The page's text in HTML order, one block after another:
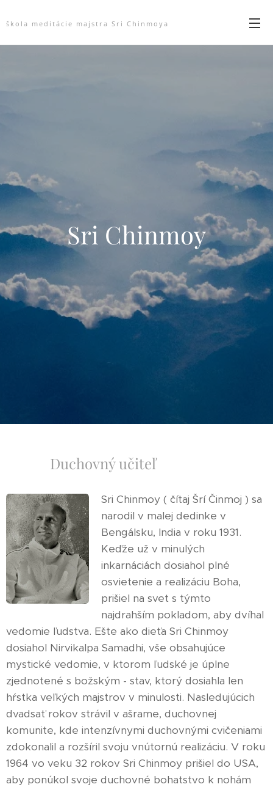
škola meditácie majstra Sri Chinmoya
Sri Chinmoy
Duchovný učiteľ
Sri Chinmoy ( čítaj Šrí Činmoj ) sa
narodil v malej dedinke v
Bengálsku, India v roku 1931.
Keďže už v minulých
inkarnáciách dosiahol plné
osvietenie a realizáciu Boha,
prišiel na svet s týmto
najdrahším pokladom, aby dvíhal
vedomie ľudstva. Ešte ako dieťa Sri Chinmoy
dosiahol Nirvikalpa Samadhi, vše obsahujúce
mystické vedomie, v ktorom ľudské je úplne
zjednotené s božským - stav, ktorý dosiahla len
hŕstka veľkých majstrov v minulosti. Nasledujúcich
dvadsať rokov strávil v ašrame, duchovnej
komunite, kde intenzívnymi duchovnými cvičeniami
zdokonalil a rozšíril svoju vnútornú realizáciu. V roku
1964 vo veku 32 rokov Sri Chinmoy prišiel do USA,
aby ponúkol svoje duchovné bohatstvo k nohám